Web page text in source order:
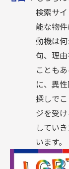
検索サ
能な物
動機は
句、理
ことも
に、異
探しで
ジを受
してい
います。